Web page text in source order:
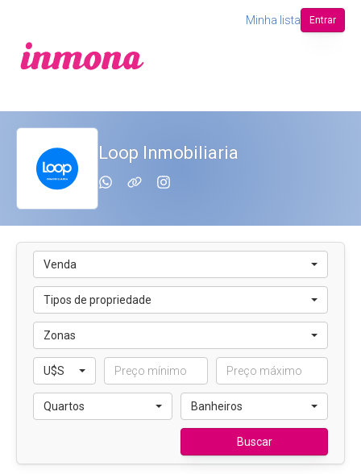
Minha lista Entrar
Loop Inmobiliaria
Venda
Tipos de propriedade
Zonas
U$S
Quartos Banheiros
Buscar